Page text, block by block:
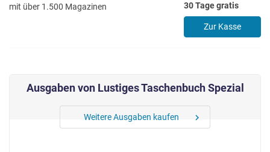
mit über 1.500 Magazinen 30 Tage gratis
Zur Kasse
Ausgaben von Lustiges Taschenbuch Spezial
Weitere Ausgaben kaufen chevron_right